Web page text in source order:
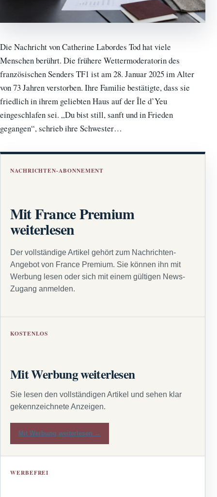
Die Nachricht von Catherine Labordes Tod hat viele
Menschen berührt. Die frühere Wettermoderatorin des
französischen Senders TF1 ist am 28. Januar 2025 im Alter
von 73 Jahren verstorben. Ihre Familie bestätigte, dass sie
friedlich in ihrem geliebten Haus auf der Île d’Yeu
eingeschlafen sei. „Du bist still, sanft und in Frieden
gegangen“, schrieb ihre Schwester…
NACHRICHTEN-ABONNEMENT
Mit France Premium
weiterlesen
Der vollständige Artikel gehört zum Nachrichten-
Angebot von France Premium. Sie können ihn mit
Werbung lesen oder sich mit einem gültigen News-
Zugang anmelden.
KOSTENLOS
Mit Werbung weiterlesen
Sie lesen den vollständigen Artikel und sehen klar
gekennzeichnete Anzeigen.
Mit Werbung weiterlesen →
WERBEFREI